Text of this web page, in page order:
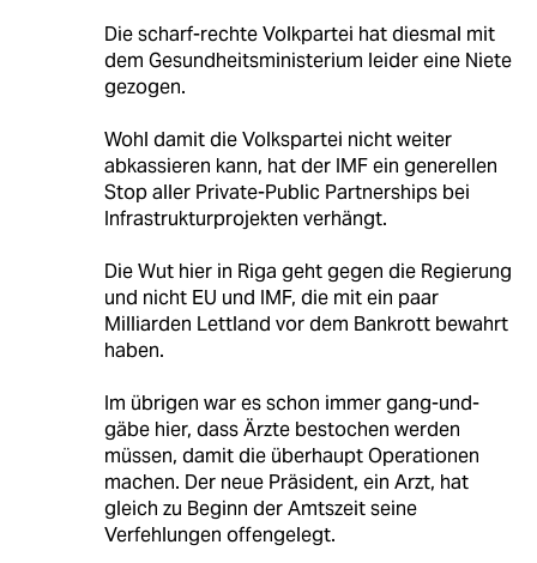
Die scharf-rechte Volkpartei hat diesmal mit
dem Gesundheitsministerium leider eine Niete
gezogen.
Wohl damit die Volkspartei nicht weiter
abkassieren kann, hat der IMF ein generellen
Stop aller Private-Public Partnerships bei
Infrastrukturprojekten verhängt.
Die Wut hier in Riga geht gegen die Regierung
und nicht EU und IMF, die mit ein paar
Milliarden Lettland vor dem Bankrott bewahrt
haben.
Im übrigen war es schon immer gang-und-
gäbe hier, dass Ärzte bestochen werden
müssen, damit die überhaupt Operationen
machen. Der neue Präsident, ein Arzt, hat
gleich zu Beginn der Amtszeit seine
Verfehlungen offengelegt.